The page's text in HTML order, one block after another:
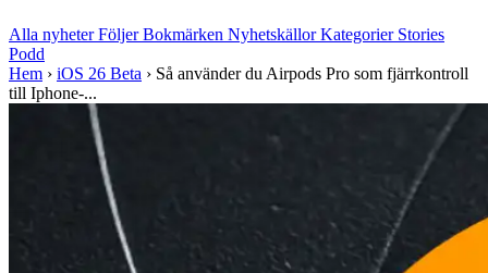
Alla nyheterFöljerBokmärken NyhetskällorKategorier Stories
Podd
Hem › iOS 26 Beta › Så använder du Airpods Pro som fjärrkontroll
till Iphone-...